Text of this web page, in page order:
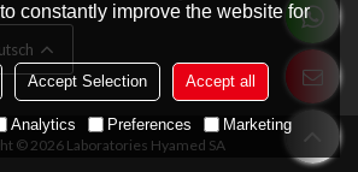
© 2026Laboratories Hyamed SA
constantly improve the website for
Accept Selection Accept all
Analytics Preferences Marketing